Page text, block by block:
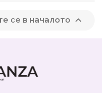
се в началото 